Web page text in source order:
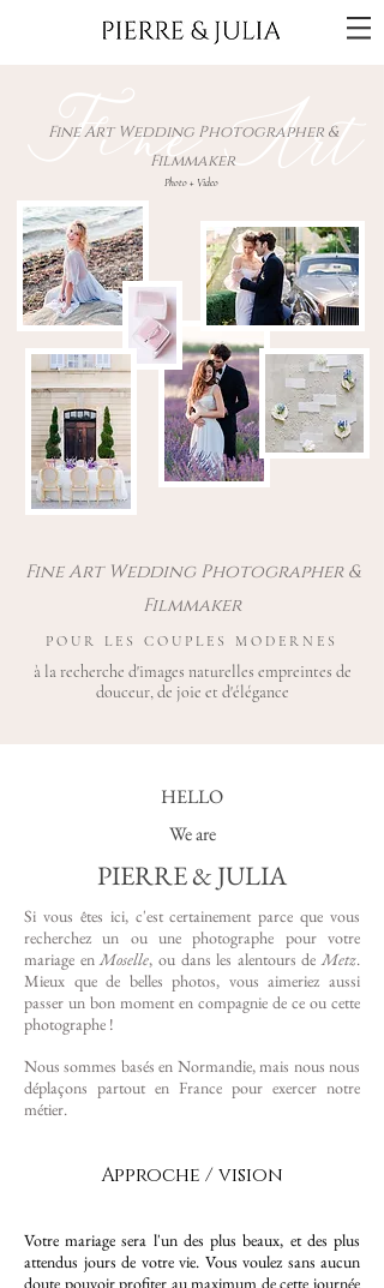
Fine Art
Fine Art Wedding Photographer &
Filmmaker
Photo + Video
Fine Art Wedding Photographer &
Filmmaker
POUR LES COUPLES MODERNES
à la recherche d'images naturelles empreintes de
douceur, de joie et d'élégance
HELLO
We are
PIERRE & JULIA
Si vous êtes ici, c'est certainement parce que vous
recherchez un ou une photographe pour votre
mariage enMoselle, ou dans les alentours deMetz.
Mieux que de belles photos, vous aimeriez aussi
passer un bon moment en compagnie de ce ou cette
photographe !
Nous sommes basés en Normandie, mais nous nous
déplaçons partout en France pour exercer notre
métier.
Approche / vision
Votre mariage sera l'un des plus beaux, et des plus
attendus jours de votre vie. Vous voulez sans aucun
doute pouvoir profiter au maximum de cette journée